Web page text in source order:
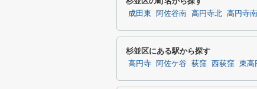
成田東 阿佐谷南 高円寺北 高円寺南
杉並区にある駅から探す
高円寺 阿佐ケ谷 荻窪 西荻窪 東高